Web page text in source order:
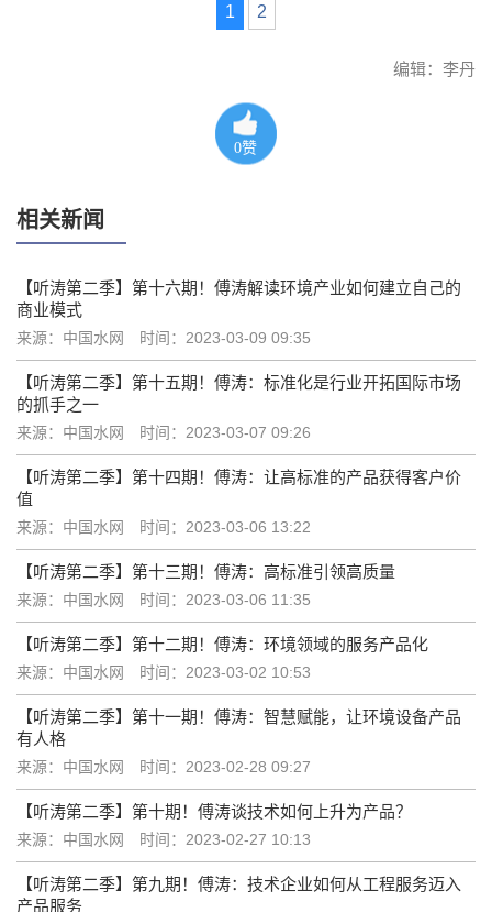
1 2
编辑：李丹
0赞
相关新闻
【听涛第二季】第十六期！傅涛解读环境产业如何建立自己的
商业模式
来源：中国水网 时间：2023-03-09 09:35
【听涛第二季】第十五期！傅涛：标准化是行业开拓国际市场
的抓手之一
来源：中国水网 时间：2023-03-07 09:26
【听涛第二季】第十四期！傅涛：让高标准的产品获得客户价
值
来源：中国水网 时间：2023-03-06 13:22
【听涛第二季】第十三期！傅涛：高标准引领高质量
来源：中国水网 时间：2023-03-06 11:35
【听涛第二季】第十二期！傅涛：环境领域的服务产品化
来源：中国水网 时间：2023-03-02 10:53
【听涛第二季】第十一期！傅涛：智慧赋能，让环境设备产品
有人格
来源：中国水网 时间：2023-02-28 09:27
【听涛第二季】第十期！傅涛谈技术如何上升为产品？
来源：中国水网 时间：2023-02-27 10:13
【听涛第二季】第九期！傅涛：技术企业如何从工程服务迈入
产品服务